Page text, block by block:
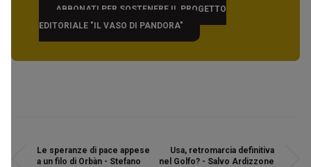
ABBONATI PER SOSTENERE IL PROGETTO
EDITORIALE "IL VASO DI PANDORA"
Le speranze di pace appese
a un filo di Orbàn - Stefano
Usa, retromarcia definitiva
nel Golfo? - Salvo Ardizzone